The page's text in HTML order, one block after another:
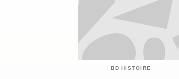
BD HISTOIRE